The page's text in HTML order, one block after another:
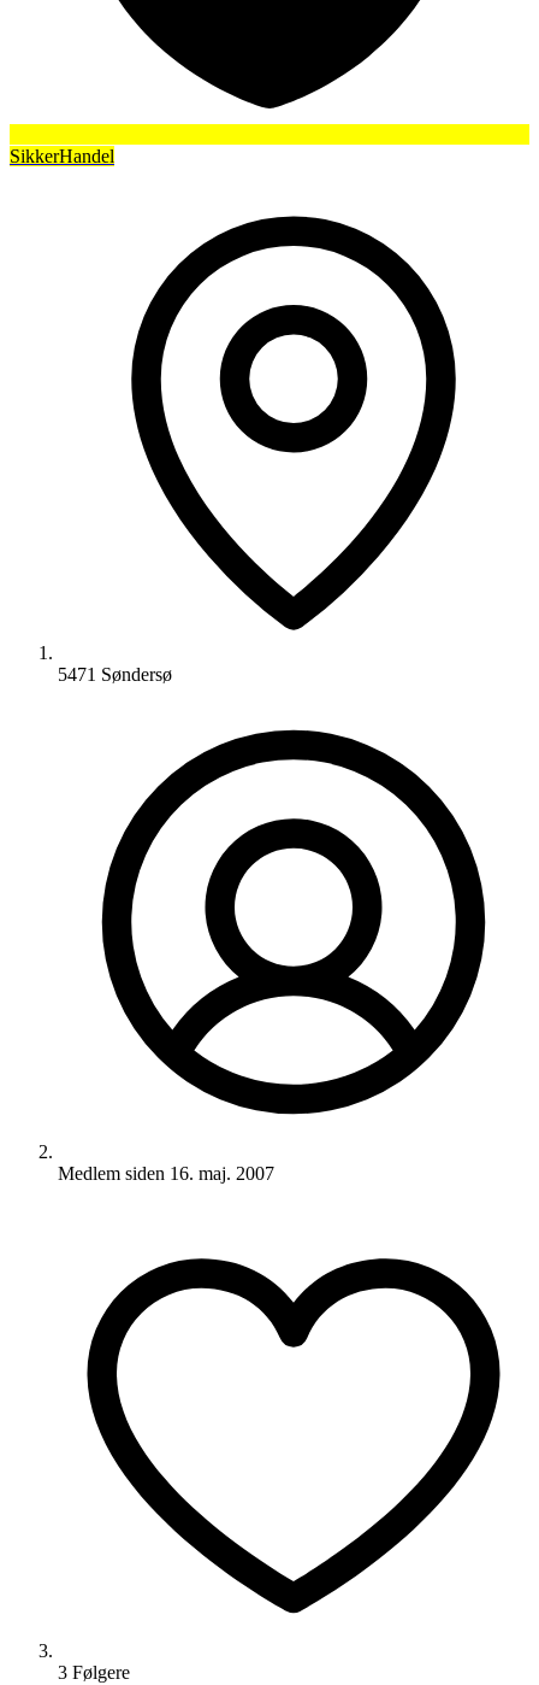
SikkerHandel
5471 Søndersø
Medlem siden 16. maj. 2007
3 Følgere